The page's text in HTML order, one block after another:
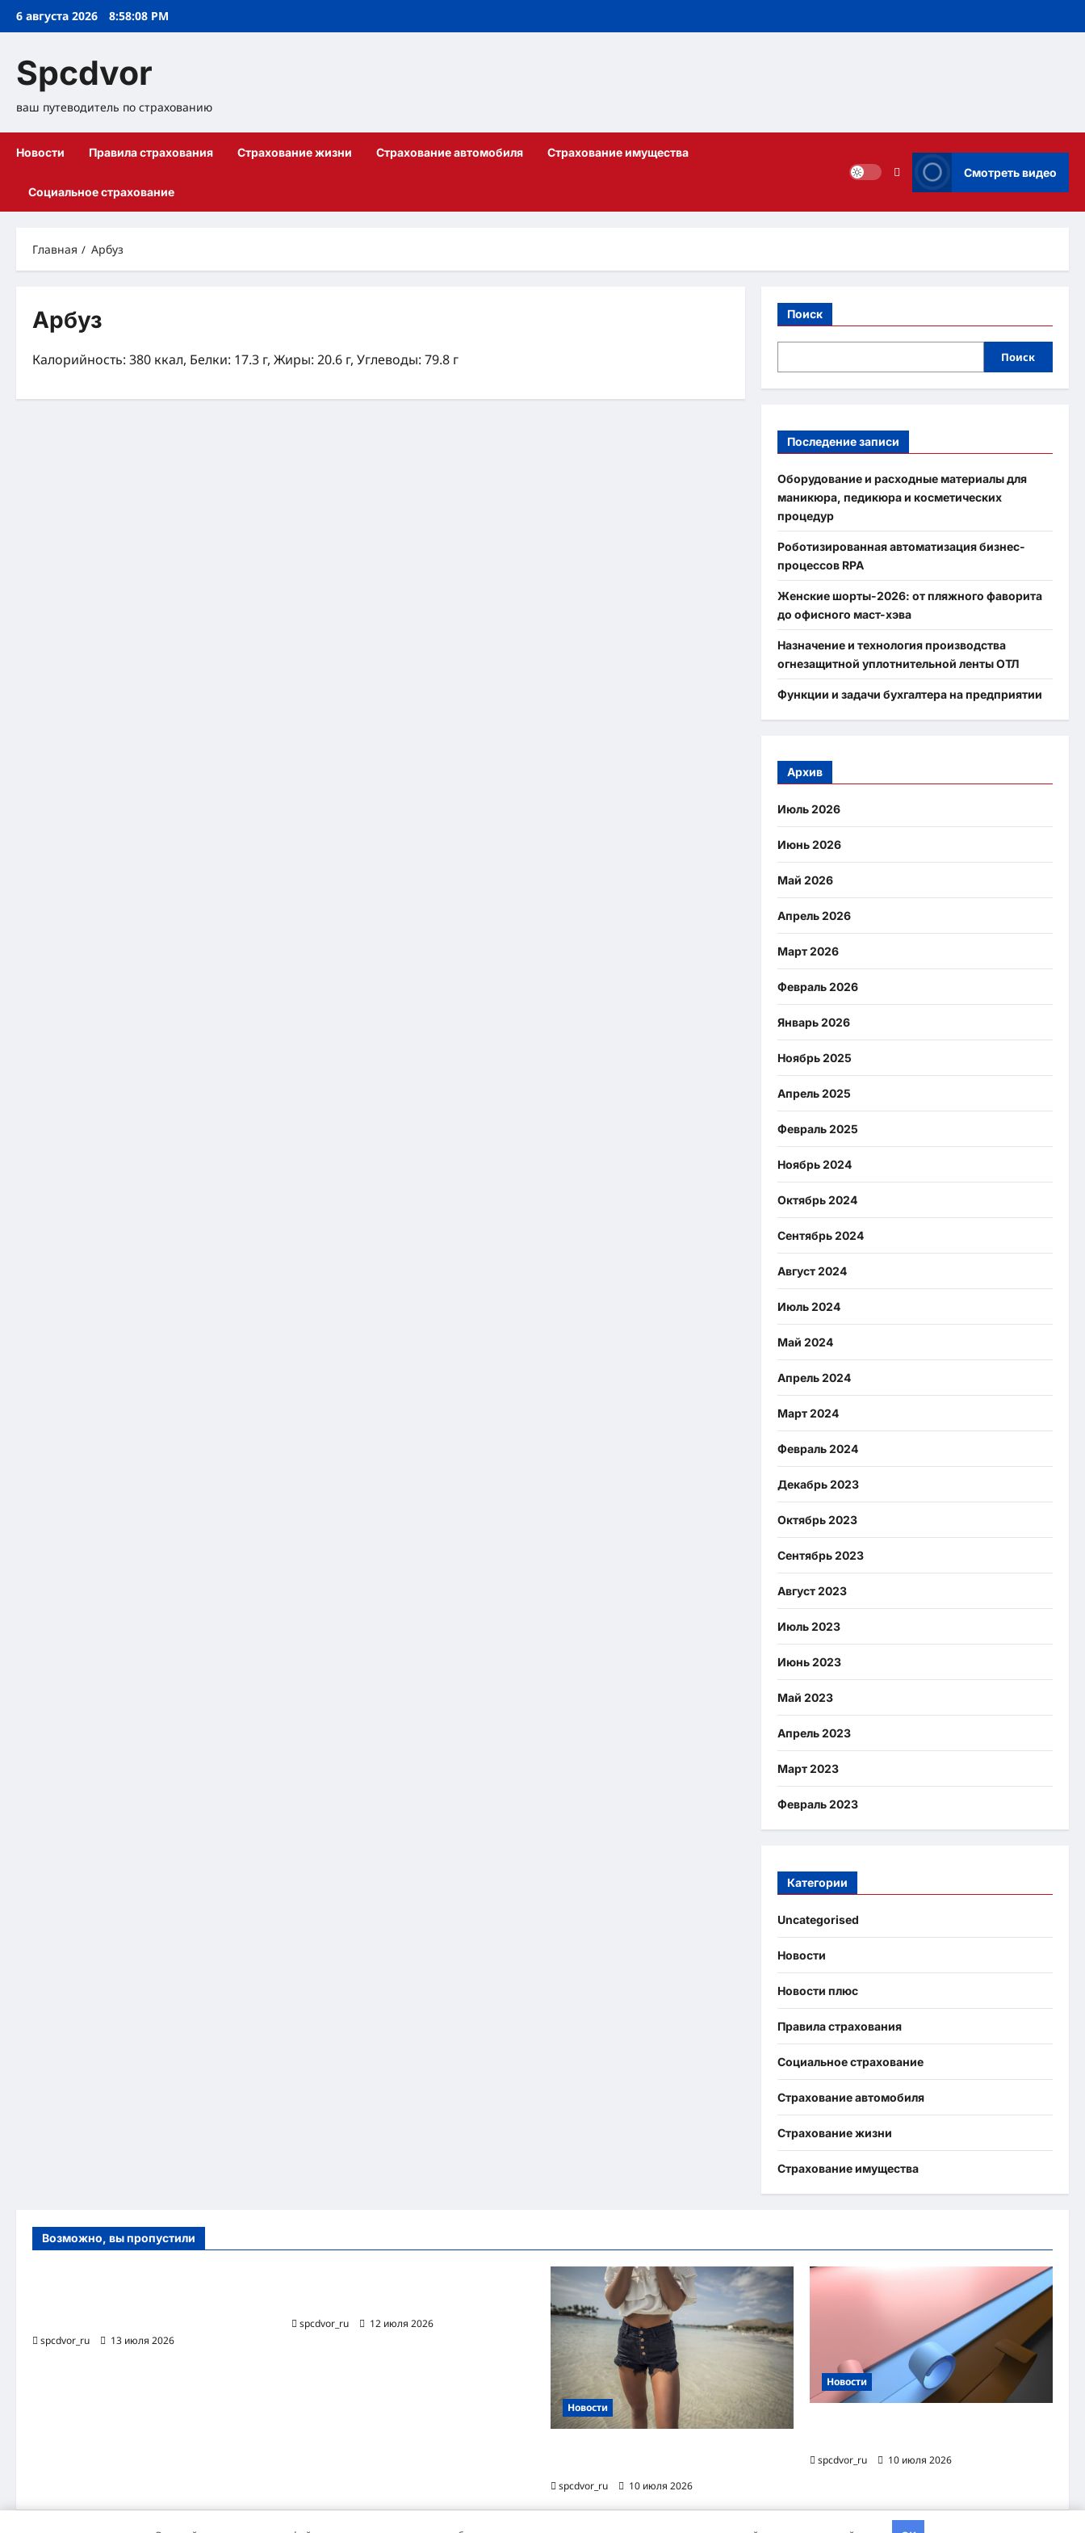
Перейти
6 августа 2026 8:58:09 PM
Spcdvor
ваш путеводитель по страхованию
Новости Правила страхования Страхование жизни Страхование автомобиля Страхование имущества
Социальное страхование
Смотреть видео
Главная Арбуз
Арбуз
Калорийность: 380 ккал, Белки: 17.3 г, Жиры: 20.6 г, Углеводы: 79.8 г
Поиск
Поиск
Последение записи
Оборудование и расходные материалы для
маникюра, педикюра и косметических
процедур
Роботизированная автоматизация бизнес-
процессов RPA
Женские шорты-2026: от пляжного фаворита
до офисного маст-хэва
Назначение и технология производства
огнезащитной уплотнительной ленты ОТЛ
Функции и задачи бухгалтера на предприятии
Архив
Июль 2026
Июнь 2026
Май 2026
Апрель 2026
Март 2026
Февраль 2026
Январь 2026
Ноябрь 2025
Апрель 2025
Февраль 2025
Ноябрь 2024
Октябрь 2024
Сентябрь 2024
Август 2024
Июль 2024
Май 2024
Апрель 2024
Март 2024
Февраль 2024
Декабрь 2023
Октябрь 2023
Сентябрь 2023
Август 2023
Июль 2023
Июнь 2023
Май 2023
Апрель 2023
Март 2023
Февраль 2023
Категории
Uncategorised
Новости
Новости плюс
Правила страхования
Социальное страхование
Страхование автомобиля
Страхование жизни
Страхование имущества
Возможно, вы пропустили
spcdvor_ru
13 июля 2026
spcdvor_ru
12 июля 2026
Новости
spcdvor_ru
10 июля 2026
Новости
spcdvor_ru
10 июля 2026